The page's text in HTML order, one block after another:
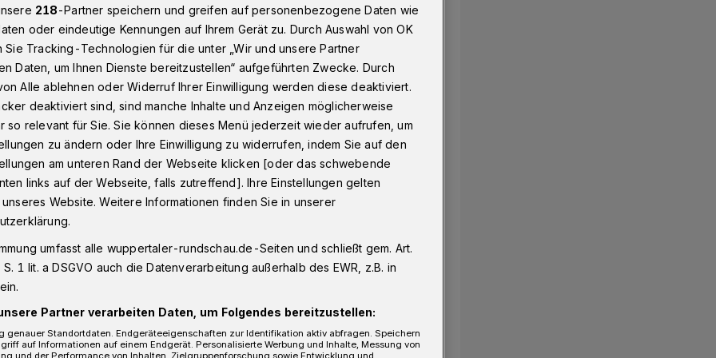
Ehrendoktor
wird
ehemalige Kulturminister von Nicaragua,
der Fakultät für
der Bergischen Universität
damit Cardenals Beitrag zur
für den kulturellen Austausch
218-Partner speichern und greifen auf personenbezogene Daten wie
oder eindeutige Kennungen auf Ihrem Gerät zu. Durch Auswahl von OK
Sie Tracking-Technologien für die unter „Wir und unsere Partner
Daten, um Ihnen Dienste bereitzustellen“ aufgeführten Zwecke. Durch
Alle ablehnen oder Widerruf Ihrer Einwilligung werden diese deaktiviert.
deaktiviert sind, sind manche Inhalte und Anzeigen möglicherweise
so relevant für Sie. Sie können dieses Menü jederzeit wieder aufrufen, um
zu ändern oder Ihre Einwilligung zu widerrufen, indem Sie auf den
am unteren Rand der Webseite klicken [oder das schwebende
links auf der Webseite, falls zutreffend]. Ihre Einstellungen gelten
Website. Weitere Informationen finden Sie in unserer
umfasst alle wuppertaler-rundschau.de-Seiten und schließt gem. Art.
1 lit. a DSGVO auch die Datenverarbeitung außerhalb des EWR, z.B. in
Partner verarbeiten Daten, um Folgendes bereitzustellen:
genauer Standortdaten. Endgeräteeigenschaften zur Identifikation aktiv abfragen. Speichern
auf Informationen auf einem Endgerät. Personalisierte Werbung und Inhalte, Messung von
und der Performance von Inhalten, Zielgruppenforschung sowie Entwicklung und